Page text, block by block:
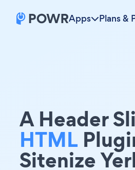
Apps Plans &
A Header
HTML
Sitenize